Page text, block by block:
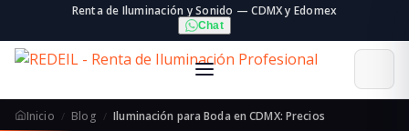
Renta de Iluminación y Sonido — CDMX y Edomex
Chat
Inicio Blog Iluminación para Boda en CDMX: Precios